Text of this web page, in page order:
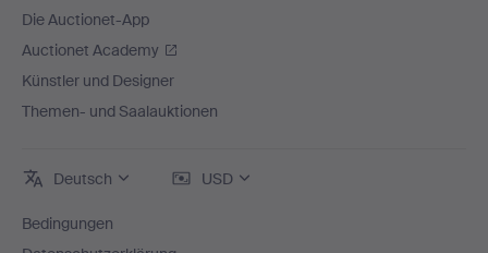
Die Auctionet-App
Auctionet Academy
Künstler und Designer
Themen- und Saalauktionen
Deutsch USD
Bedingungen